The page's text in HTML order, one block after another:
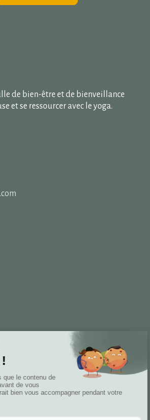
de bien-être et de bienveillance
et se ressourcer avec le yoga.